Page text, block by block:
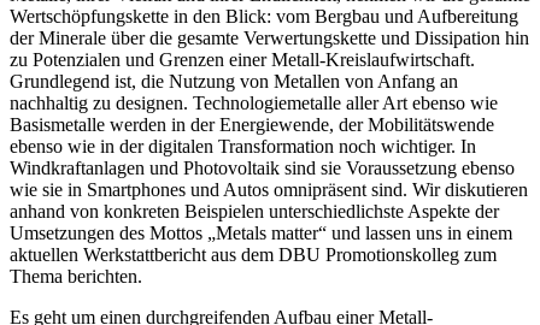
Wertschöpfungskette in den Blick: vom Bergbau und Aufbereitung
der Minerale über die gesamte Verwertungskette und Dissipation hin
zu Potenzialen und Grenzen einer Metall-Kreislaufwirtschaft.
Grundlegend ist, die Nutzung von Metallen von Anfang an
nachhaltig zu designen. Technologiemetalle aller Art ebenso wie
Basismetalle werden in der Energiewende, der Mobilitätswende
ebenso wie in der digitalen Transformation noch wichtiger. In
Windkraftanlagen und Photovoltaik sind sie Voraussetzung ebenso
wie sie in Smartphones und Autos omnipräsent sind. Wir diskutieren
anhand von konkreten Beispielen unterschiedlichste Aspekte der
Umsetzungen des Mottos „Metals matter“ und lassen uns in einem
aktuellen Werkstattbericht aus dem DBU Promotionskolleg zum
Thema berichten.
Es geht um einen durchgreifenden Aufbau einer Metall-